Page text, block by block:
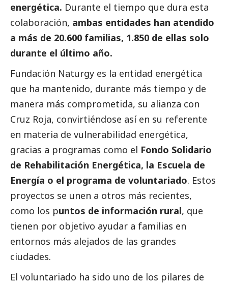
energética. Durante el tiempo que dura esta
colaboración, ambas entidades han atendido
a más de 20.600 familias, 1.850 de ellas solo
durante el último año.
Fundación Naturgy es la entidad energética
que ha mantenido, durante más tiempo y de
manera más comprometida, su alianza con
Cruz Roja, convirtiéndose así en su referente
en materia de vulnerabilidad energética,
gracias a programas como el Fondo Solidario
de Rehabilitación Energética, la Escuela de
Energía o el programa de voluntariado. Estos
proyectos se unen a otros más recientes,
como los puntos de información rural, que
tienen por objetivo ayudar a familias en
entornos más alejados de las grandes
ciudades.
El voluntariado ha sido uno de los pilares de